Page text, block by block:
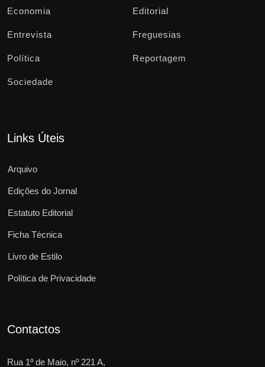
Economia Editorial
Entrevista Freguesias
Política Reportagem
Sociedade
Links Úteis
Arquivo
Edições do Jornal
Estatuto Editorial
Ficha Técnica
Livro de Estilo
Política de Privacidade
Contactos
Rua 1º de Maio, nº 221 A,